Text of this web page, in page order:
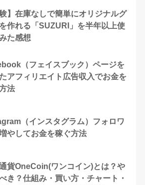
験】在庫なしで簡単にオリジナルグ
作れる「SUZURI」を半年以上使
た感想
（フェイスブック）ページを
アフィリエイト広告収入でお金を
法
（インスタグラム）フォロワ
やしてお金を稼ぐ方法
貨OneCoin(ワンコイン)とは？や
き？仕組み・買い方・チャート・